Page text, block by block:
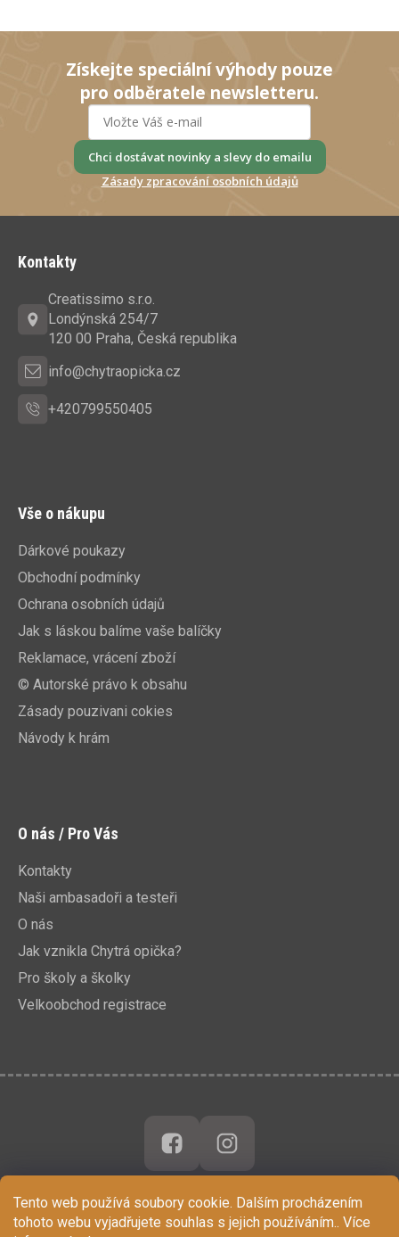
Tento web používá soubory cookie. Dalším procházením
tohoto webu vyjadřujete souhlas s jejich používáním.. Více
Získejte speciální výhody pouze
pro odběratele newsletteru.
Chci dostávat novinky a slevy do emailu
Zásady zpracování osobních údajů
Kontakty
Creatissimo s.r.o.
Londýnská 254/7
120 00 Praha, Česká republika
info@chytraopicka.cz
+420799550405
Vše o nákupu
Dárkové poukazy
Obchodní podmínky
Ochrana osobních údajů
Jak s láskou balíme vaše balíčky
Reklamace, vrácení zboží
© Autorské právo k obsahu
Zásady pouzivani cokies
Návody k hrám
O nás / Pro Vás
Kontakty
Naši ambasadoři a testeři
O nás
Jak vznikla Chytrá opička?
Pro školy a školky
Velkoobchod registrace